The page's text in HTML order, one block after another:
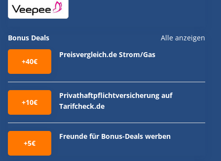
Bonus Deals Alle anzeigen
+40€
Preisvergleich.de Strom/Gas
+10€
Privathaftpflichtversicherung auf
Tarifcheck.de
+5€
Freunde für Bonus-Deals werben